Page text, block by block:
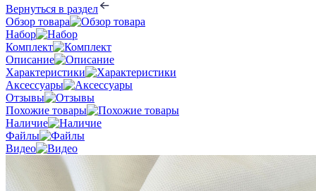
Вернуться в раздел
Обзор товара
Набор
Комплект
Описание
Характеристики
Аксессуары
Отзывы
Похожие товары
Наличие
Файлы
Видео